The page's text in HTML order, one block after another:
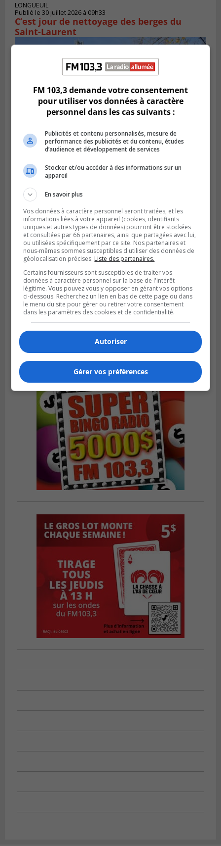
LONGUEUIL
Publié le 30 juillet 2026 à 09h33
C’est jour de nettoyage des berges du
Saint-Laurent
CANDIAC
Publié le 27 juillet 2026 à 14h40
Candiac propulse sa transition verte
SAINT-BRUNO-DE-MONTARVILLE
Saint‑Bruno veut accélérer l’abandon des
outils à essence
FM 103,3 demande votre consentement
pour utiliser vos données à caractère
personnel dans les cas suivants :
Publicités et contenu personnalisés, mesure de
performance des publicités et du contenu, études
d’audience et développement de services
Stocker et/ou accéder à des informations sur un
appareil
En savoir plus
Vos données à caractère personnel seront traitées, et les
informations liées à votre appareil (cookies, identifiants
uniques et autres types de données) pourront être stockées
et consultées par 66 partenaires, ainsi que partagées avec lui,
ou utilisées spécifiquement par ce site. Nos partenaires et
nous-mêmes sommes susceptibles d'utiliser des données de
géolocalisation précises. Liste des partenaires.
Certains fournisseurs sont susceptibles de traiter vos
données à caractère personnel sur la base de l'intérêt
légitime. Vous pouvez vous y opposer en gérant vos options
ci-dessous. Recherchez un lien en bas de cette page ou dans
le menu du site pour gérer ou retirer votre consentement
dans les paramètres des cookies et de confidentialité.
Autoriser
Gérer vos préférences